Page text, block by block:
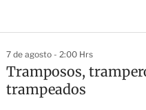
7 de agosto - 2:00 Hrs
Tramposos,
trampeados